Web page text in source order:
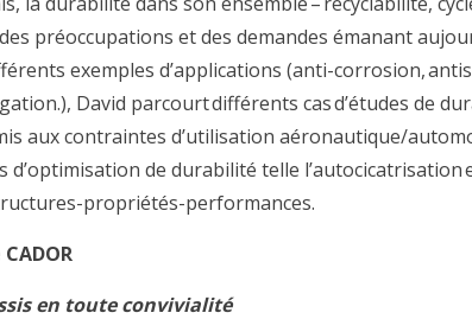
préoccupations et des demandes émanant
exemples d’applications (anti-corrosion,
David parcourtdifférents cas d’études de
aux contraintes d’utilisation aéronautique/
de durabilité telle l’autocicatrisation
tures-propriétés-performances.
en toute convivialité